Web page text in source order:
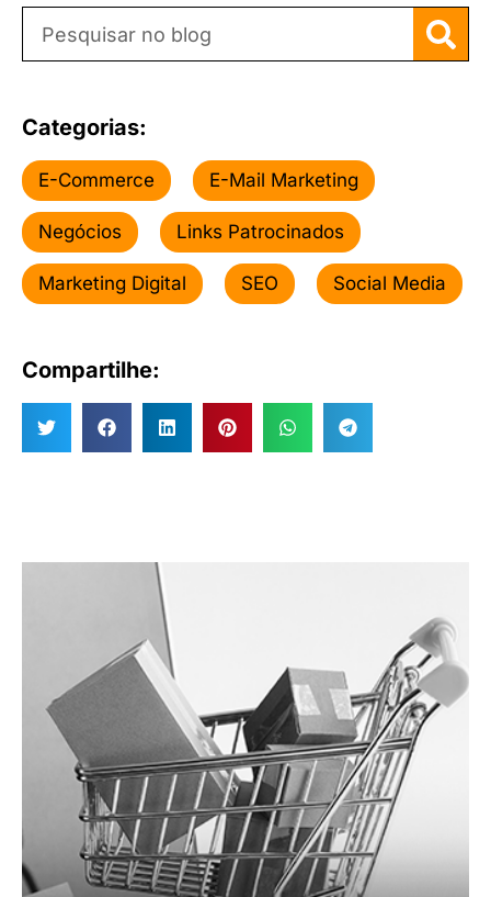
Categorias:
E-Commerce E-Mail Marketing
Negócios Links Patrocinados
Marketing Digital SEO Social Media
Compartilhe: